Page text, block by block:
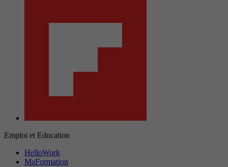
Emploi et Education
HelloWork
MaFormation